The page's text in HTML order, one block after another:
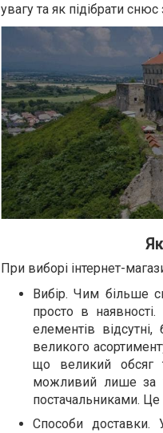
увагу та як підібрати снюс
При виборі інтернет-
Вибір. Чим більше
просто в
елементів
великого
що великий обсяг
можливий лише за
постачальниками. Це
Способи доставки.